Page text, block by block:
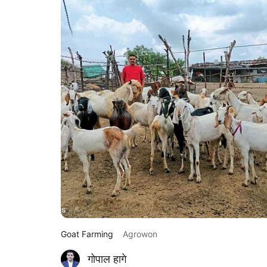
Goat Farming Agrowon
गोपाल हागे